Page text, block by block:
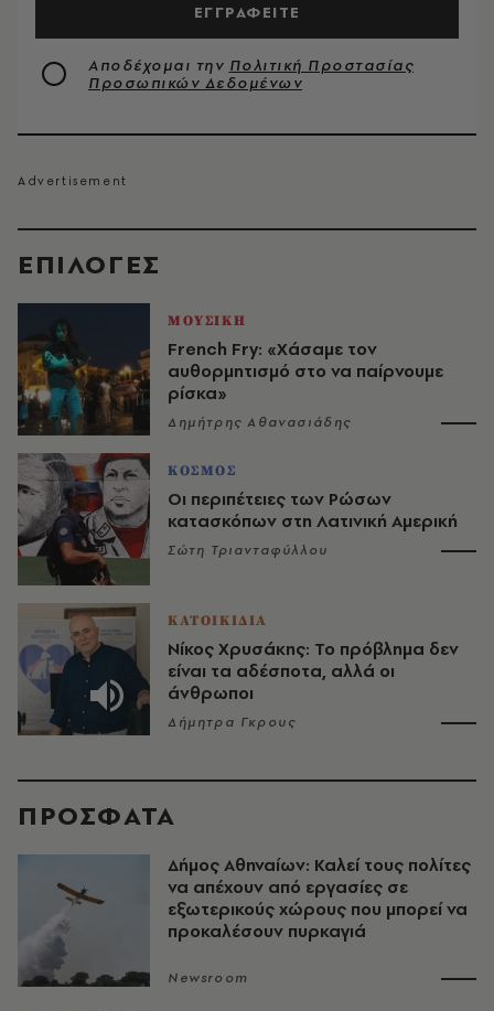
EΠΙΛΟΓΈΣ
ΜΟΥΣΙΚΗ
French Fry: «Χάσαμε τον
αυθορμητισμό στο να παίρνουμε
ρίσκα»
Δημήτρης Αθανασιάδης
ΚΟΣΜΟΣ
Οι περιπέτειες των Ρώσων
κατασκόπων στη Λατινική Αμερική
Σώτη Τριανταφύλλου
ΚΑΤΟΙΚΙΔΙΑ
Νίκος Χρυσάκης: Το πρόβλημα δεν
είναι τα αδέσποτα, αλλά οι
άνθρωποι
Δήμητρα Γκρους
ΕΓΓΡΑΦΕΙΤΕ
Αποδέχομαι την Πολιτική Προστασίας
Προσωπικών Δεδομένων
ΠΡΟΣΦΑΤΑ
Δήμος Αθηναίων: Καλεί τους πολίτες
να απέχουν από εργασίες σε
εξωτερικούς χώρους που μπορεί να
προκαλέσουν πυρκαγιά
Newsroom